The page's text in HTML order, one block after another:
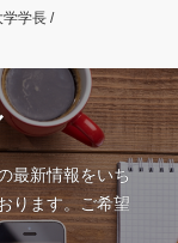
学長 /
最新情報をいち
ります。ご希望